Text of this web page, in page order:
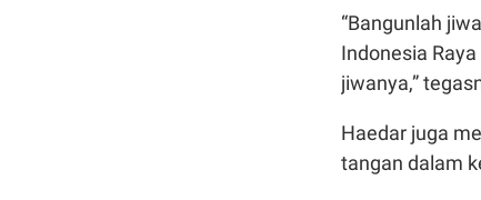
“Bangunlah
Indonesia
jiwanya,”
Haedar juga
tangan dalam